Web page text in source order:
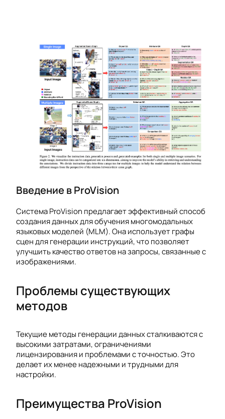
Введение в ProVision
Система ProVision предлагает эффективный способ
создания данных для обучения многомодальных
языковых моделей (MLM). Она использует графы
сцен для генерации инструкций, что позволяет
улучшить качество ответов на запросы, связанные с
изображениями.
Проблемы существующих
методов
Текущие методы генерации данных сталкиваются с
высокими затратами, ограничениями
лицензирования и проблемами с точностью. Это
делает их менее надежными и трудными для
настройки.
Преимущества ProVision